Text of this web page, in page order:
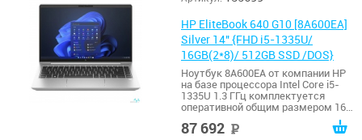
HP EliteBook 640 G10 [8A600EA]
Silver 14" {FHD i5-1335U/
16GB(2*8)/ 512GB SSD /DOS}
Ноутбук 8A600EA от компании HP
на базе процессора Intel Core i5-
1335U 1.3 ГГц комплектуется
оперативной общим размером 16
87 692